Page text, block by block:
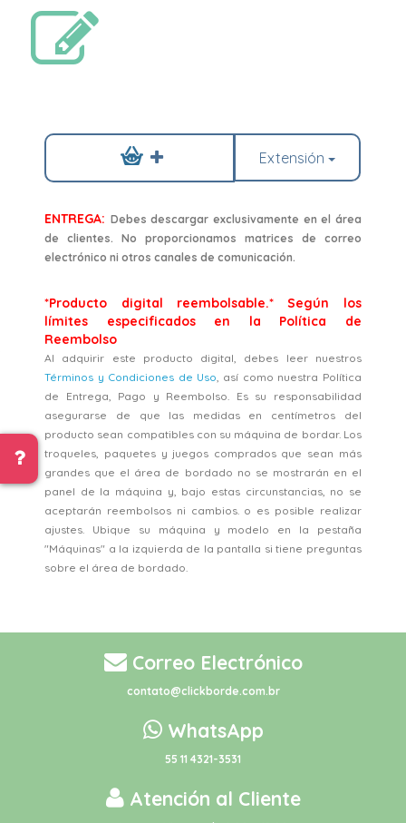
Extensión
ENTREGA: Debes descargar exclusivamente en el área
de clientes. No proporcionamos matrices de correo
electrónico ni otros canales de comunicación.
*Producto digital reembolsable.* Según los
límites especificados en la Política de
Reembolso
Al adquirir este producto digital, debes leer nuestros
Términos y Condiciones de Uso, así como nuestra Política
de Entrega, Pago y Reembolso. Es su responsabilidad
asegurarse de que las medidas en centímetros del
producto sean compatibles con su máquina de bordar. Los
troqueles, paquetes y juegos comprados que sean más
grandes que el área de bordado no se mostrarán en el
panel de la máquina y, bajo estas circunstancias, no se
aceptarán reembolsos ni cambios. o es posible realizar
ajustes. Ubique su máquina y modelo en la pestaña
"Máquinas" a la izquierda de la pantalla si tiene preguntas
sobre el área de bordado.
Correo Electrónico
contato@clickborde.com.br
WhatsApp
55 11 4321-3531
Atención al Cliente